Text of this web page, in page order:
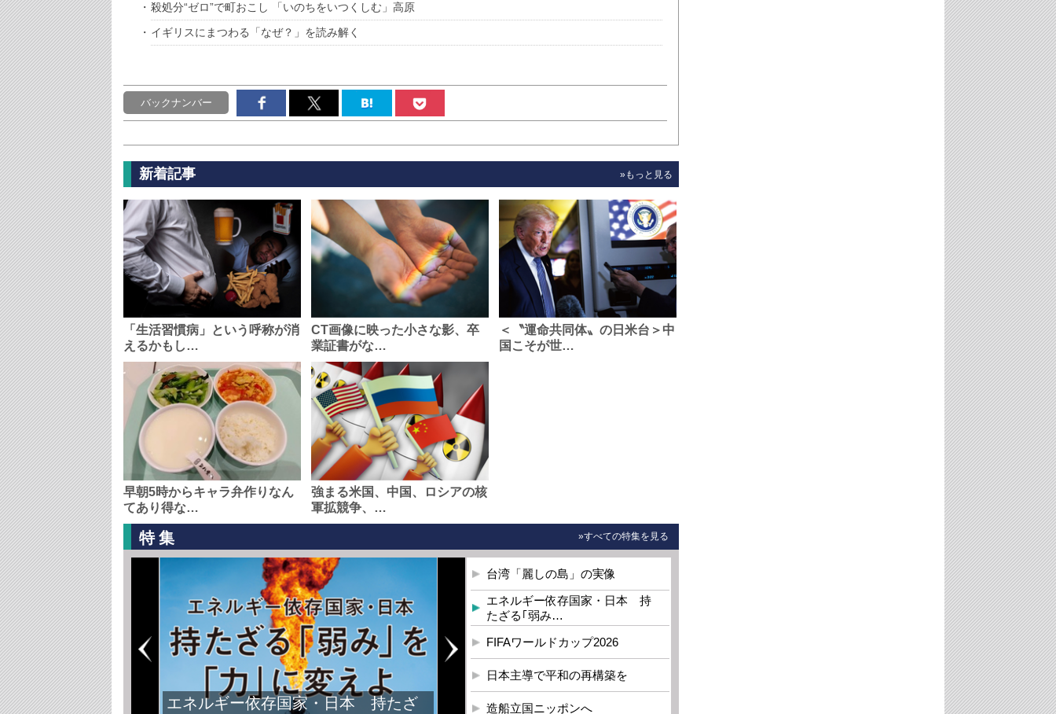
殺処分“ゼロ”で町おこし 「いのちをいつくしむ」高原
イギリスにまつわる「なぜ？」を読み解く
バックナンバー
新着記事 »もっと見る
「生活習慣病」という呼称が消
えるかもし…
CT画像に映った小さな影、卒
業証書がな…
＜〝運命共同体〟の日米台＞中
国こそが世…
早朝5時からキャラ弁作りなん
てあり得な…
強まる米国、中国、ロシアの核
軍拡競争、…
特集 »すべての特集を見る
台湾「麗しの島」の実像
エネルギー依存国家・日本 持
たざる｢弱み…
FIFAワールドカップ2026
日本主導で平和の再構築を
造船立国ニッポンへ